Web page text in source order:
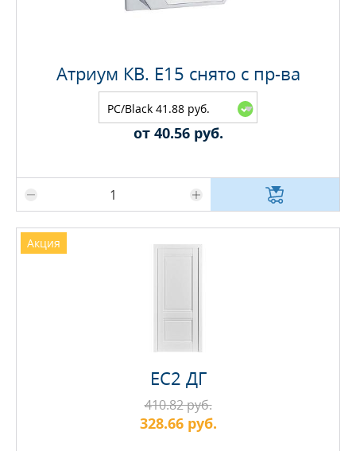
Атриум КВ. E15 снято с пр-ва
PC/Black 41.88 руб.
от 40.56 руб.
Акция
EC2 ДГ
410.82 руб.
328.66 руб.